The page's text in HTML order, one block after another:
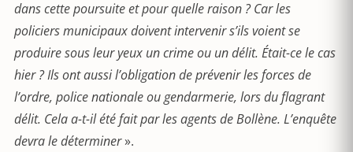
dans cette poursuite et pour quelle raison ? Car les
policiers municipaux doivent intervenir s’ils voient se
produire sous leur yeux un crime ou un délit. Était-ce le cas
hier ? Ils ont aussi l’obligation de prévenir les forces de
l’ordre, police nationale ou gendarmerie, lors du flagrant
délit. Cela a-t-il été fait par les agents de Bollène. L’enquête
devra le déterminer».